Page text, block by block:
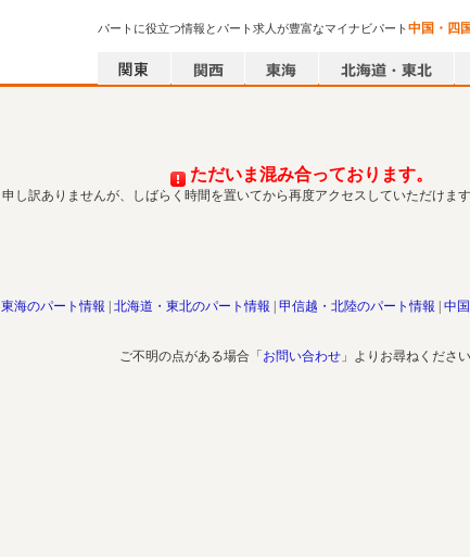
パートに役立つ情報とパート求人が豊富なマイナビパート中国・四
ただいま混み合っております。
申し訳ありませんが、しばらく時間を置いてから再度アクセスしていただけま
東海のパート情報 北海道・東北のパート情報 甲信越・北陸のパート情報 中
ご不明の点がある場合「 お問い合わせ 」よりお尋ねください